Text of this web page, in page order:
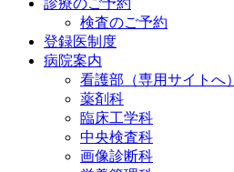
検査のご予約
登録医制度
病院案内
看護部（専用サイトへ）
薬剤科
臨床工学科
中央検査科
画像診断科